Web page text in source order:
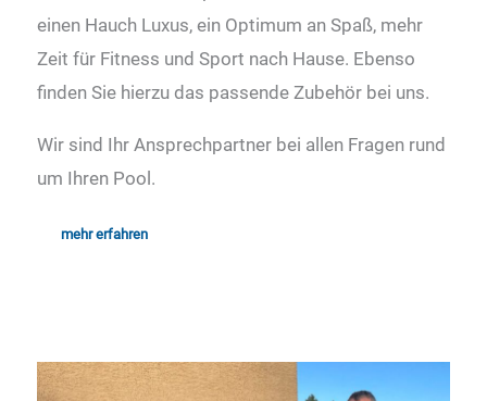
einen Hauch Luxus, ein Optimum an Spaß, mehr
Zeit für Fitness und Sport nach Hause. Ebenso
finden Sie hierzu das passende Zubehör bei uns.
Wir sind Ihr Ansprechpartner bei allen Fragen rund
um Ihren Pool.
mehr erfahren